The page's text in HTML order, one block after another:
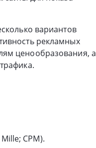
вариантов
рекламных
ценообразования, а
CPM).